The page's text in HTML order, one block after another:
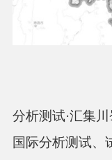
分析测试·汇集川
国际分析测试、